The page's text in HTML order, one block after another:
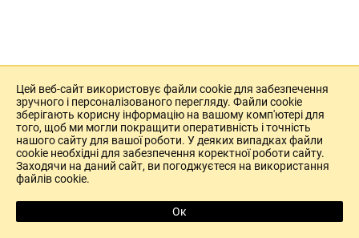
Цей веб-сайт використовує файли cookie для забезпечення
зручного і персоналізованого перегляду. Файли cookie
зберігають корисну інформацію на вашому комп'ютері для
того, щоб ми могли покращити оперативність і точність
нашого сайту для вашої роботи. У деяких випадках файли
cookie необхідні для забезпечення коректної роботи сайту.
Заходячи на даний сайт, ви погоджуєтеся на використання
файлів cookie.
Ок